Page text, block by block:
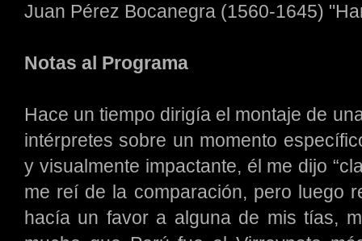
Juan Pérez Bocanegra (1560-1645)
Notas al Programa
Hace un tiempo dirigía el montaje de
intérpretes sobre un momento
y visualmente impactante, él me dijo
me reí de la comparación, pero luego
hacía un favor a alguna de mis tías,